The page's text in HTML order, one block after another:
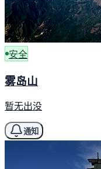
安全
雾岛山
暂无出没
通知